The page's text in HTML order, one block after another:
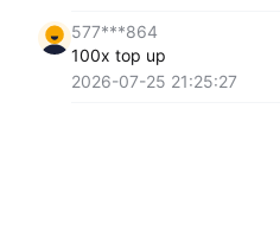
577***864
100x top up
2026-07-25 21:25:27